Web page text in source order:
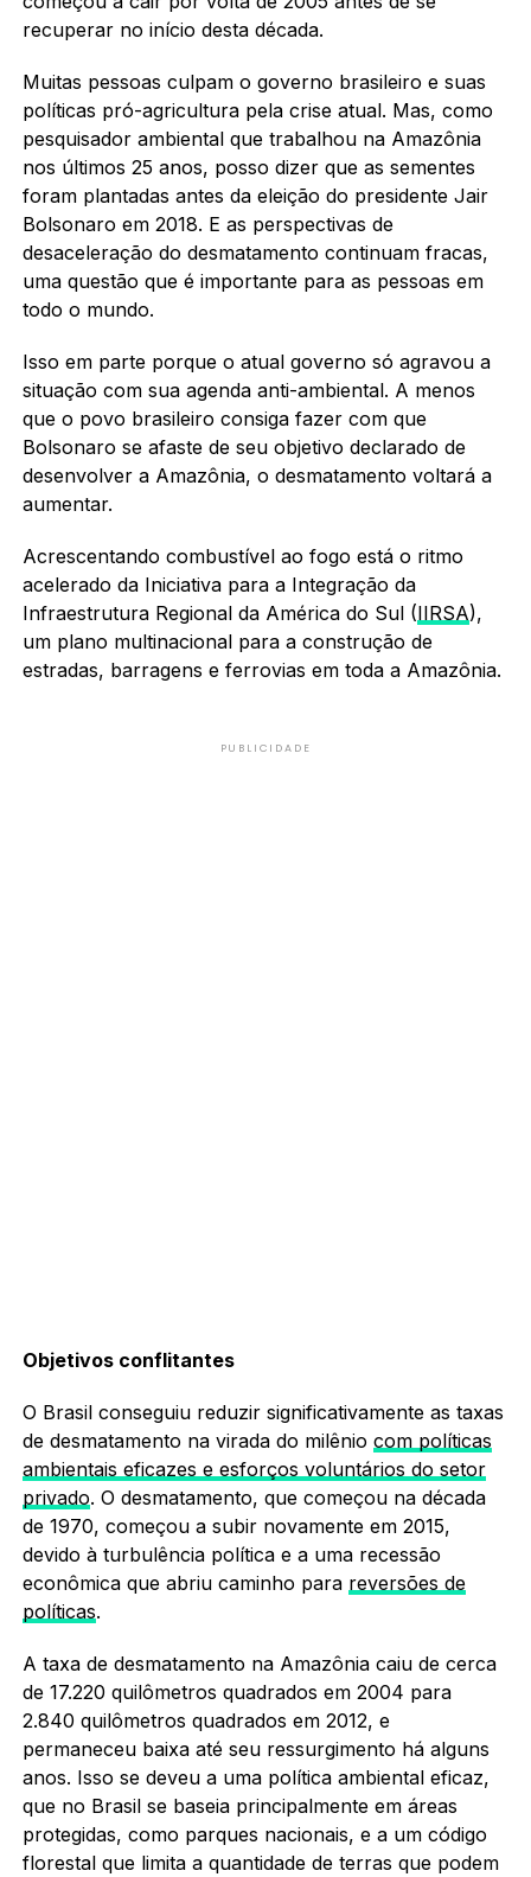
recuperar no início desta década.
Muitas pessoas culpam o governo brasileiro e suas
políticas pró-agricultura pela crise atual. Mas, como
pesquisador ambiental que trabalhou na Amazônia
nos últimos 25 anos, posso dizer que as sementes
foram plantadas antes da eleição do presidente Jair
Bolsonaro em 2018. E as perspectivas de
desaceleração do desmatamento continuam fracas,
uma questão que é importante para as pessoas em
todo o mundo.
Isso em parte porque o atual governo só agravou a
situação com sua agenda anti-ambiental. A menos
que o povo brasileiro consiga fazer com que
Bolsonaro se afaste de seu objetivo declarado de
desenvolver a Amazônia, o desmatamento voltará a
aumentar.
Acrescentando combustível ao fogo está o ritmo
acelerado da Iniciativa para a Integração da
Infraestrutura Regional da América do Sul (IIRSA),
um plano multinacional para a construção de
estradas, barragens e ferrovias em toda a Amazônia.
PUBLICIDADE
Objetivos conflitantes
O Brasil conseguiu reduzir significativamente as taxas
de desmatamento na virada do milênio com políticas
ambientais eficazes e esforços voluntários do setor
privado. O desmatamento, que começou na década
de 1970, começou a subir novamente em 2015,
devido à turbulência política e a uma recessão
econômica que abriu caminho para reversões de
políticas.
A taxa de desmatamento na Amazônia caiu de cerca
de 17.220 quilômetros quadrados em 2004 para
2.840 quilômetros quadrados em 2012, e
permaneceu baixa até seu ressurgimento há alguns
anos. Isso se deveu a uma política ambiental eficaz,
que no Brasil se baseia principalmente em áreas
protegidas, como parques nacionais, e a um código
florestal que limita a quantidade de terras que podem